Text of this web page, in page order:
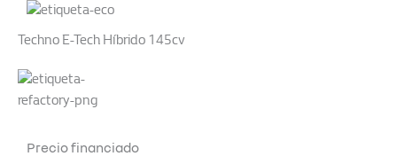
Techno E-Tech Híbrido 145cv
Precio financiado